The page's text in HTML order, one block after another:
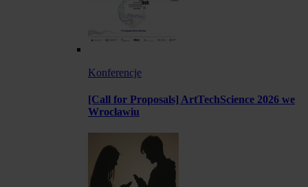
Konferencje
[Call for Proposals] ArtTechScience 2026 we
Wrocławiu